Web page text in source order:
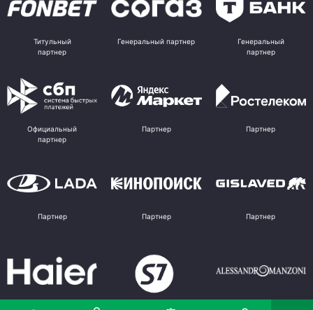
Титульный
партнер
Генеральный партнер
Генеральный
партнер
Официальный
партнер
Партнер Партнер
Партнер Партнер Партнер